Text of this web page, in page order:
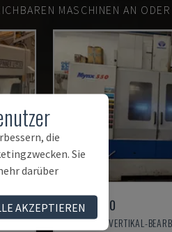
MASCHINEN AN
MYNX 550
DAEWOO - VERTIKAL-
die
Sie
darüber
AKZEPTIEREN